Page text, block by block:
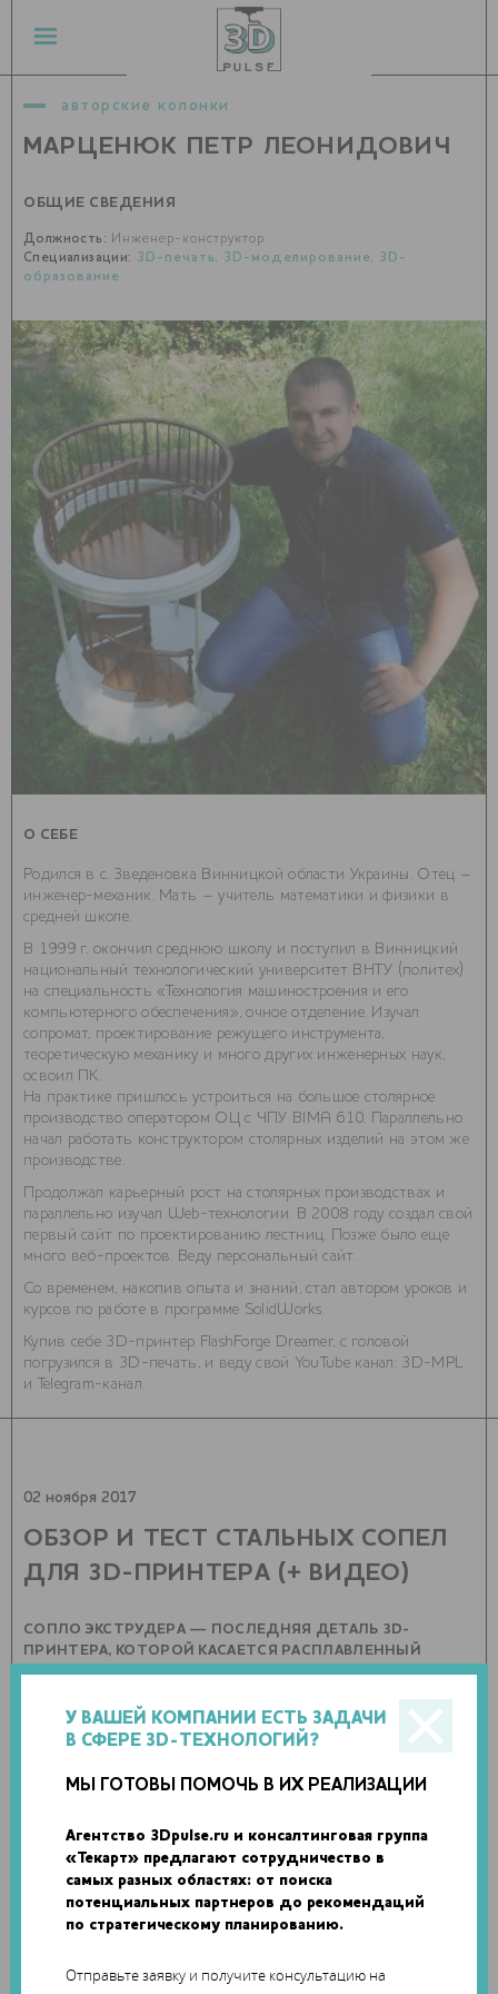
У ВАШЕЙ КОМПАНИИ ЕСТЬ ЗАДАЧИ
В СФЕРЕ 3D-ТЕХНОЛОГИЙ?
МЫ ГОТОВЫ ПОМОЧЬ В ИХ РЕАЛИЗАЦИИ
Агентство 3Dpulse.ru и консалтинговая группа
«Текарт» предлагают сотрудничество в
самых разных областях: от поиска
потенциальных партнеров до рекомендаций
по стратегическому планированию.
Отправьте заявку и получите консультацию на
авторские колонки
МАРЦЕНЮК ПЕТР ЛЕОНИДОВИЧ
ОБЩИЕ СВЕДЕНИЯ
Должность: Инженер-конструктор
Специализации: 3D-печать, 3D-моделирование, 3D-
образование
О СЕБЕ
Родился в с. Зведеновка Винницкой области Украины. Отец –
инженер-механик. Мать – учитель математики и физики в
средней школе.
В 1999 г. окончил среднюю школу и поступил в Винницкий
национальный технологический университет ВНТУ (политех)
на специальность «Технология машиностроения и его
компьютерного обеспечения», очное отделение. Изучал
сопромат, проектирование режущего инструмента,
теоретическую механику и много других инженерных наук,
освоил ПК.
На практике пришлось устроиться на большое столярное
производство оператором ОЦ с ЧПУ BIMA 610. Параллельно
начал работать конструктором столярных изделий на этом же
производстве.
Продолжал карьерный рост на столярных производствах и
параллельно изучал Web-технологии. В 2008 году создал свой
первый сайт по проектированию лестниц. Позже было еще
много веб-проектов. Веду персональныйсайт.
Со временем, накопив опыта и знаний, стал автором уроков и
курсов по работе в программе SolidWorks.
Купив себе 3D-принтер FlashForge Dreamer, с головой
погрузился в 3D-печать, и веду свой YouTube канал: 3D-MPL
и
Telegram-канал.
02 ноября 2017
ОБЗОР И ТЕСТ СТАЛЬНЫХ СОПЕЛ
ДЛЯ 3D-ПРИНТЕРА (+ ВИДЕО)
СОПЛО ЭКСТРУДЕРА — ПОСЛЕДНЯЯ ДЕТАЛЬ 3D-
ПРИНТЕРА, КОТОРОЙ КАСАЕТСЯ РАСПЛАВЛЕННЫЙ
ПЛАСТИК ПЕРЕД ТЕМ, КАК ПРЕВРАТИТЬСЯ В ГОТОВОЕ
ЗАВИСИТ СКОРОСТЬ И КАЧЕСТВО 3D-ПЕЧАТИ. МАГАЗИНЫ
ПРЕДЛАГАЮТ БОЛЬШОЙ ВЫБОР САМЫХ РАЗНЫХСОПЕЛ,
НО КАКОЕ КУПИТЬ? В НОВОМ ВИДЕО ПЕТР МАРЦЕНЮК
ПРОВЕЛ ТЕСТ СОПЕЛ ИЗ СТАЛИ И ДЕЛИТСЯ ЕГО
0 комментариев 0 фото